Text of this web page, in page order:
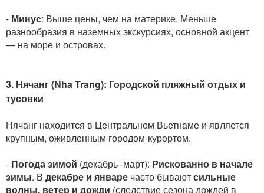
- Минус: Выше цены, чем на материке. Меньше
разнообразия в наземных экскурсиях, основной акцент
— на море и островах.
3. Нячанг (Nha Trang): Городской пляжный отдых и
тусовки
Нячанг находится в Центральном Вьетнаме и является
крупным, оживленным городом-курортом.
- Погода зимой (декабрь–март): Рискованно в начале
зимы. В декабре и январе часто бываютсильные
волны, ветер и дожди (следствие сезона дождей в